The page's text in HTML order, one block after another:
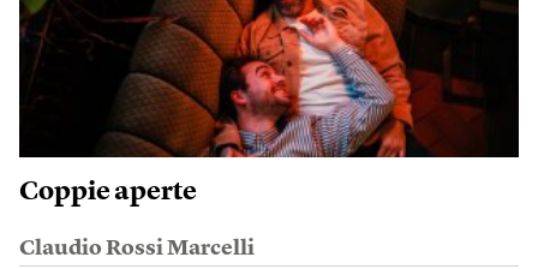
Coppie aperte
Claudio Rossi Marcelli